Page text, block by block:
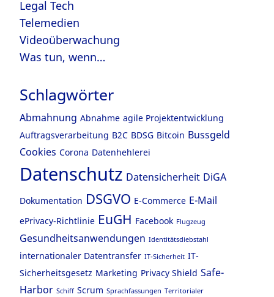
Legal Tech
Telemedien
Videoüberwachung
Was tun, wenn…
Schlagwörter
Abmahnung Abnahme agile Projektentwicklung
Auftragsverarbeitung B2C BDSG Bitcoin Bussgeld
Cookies Corona Datenhehlerei
Datenschutz Datensicherheit DiGA
Dokumentation DSGVO E-Commerce E-Mail
ePrivacy-Richtlinie EuGH Facebook Flugzeug
Gesundheitsanwendungen Identitätsdiebstahl
internationaler Datentransfer IT-Sicherheit IT-
Sicherheitsgesetz Marketing Privacy Shield Safe-
Harbor Schiff Scrum Sprachfassungen Territorialer